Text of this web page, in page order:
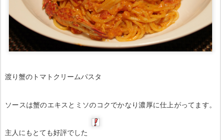
渡り蟹のトマトクリームパスタ
ソースは蟹のエキスとミソのコクでかなり濃厚に仕上がってます。
主人にもとても好評でした